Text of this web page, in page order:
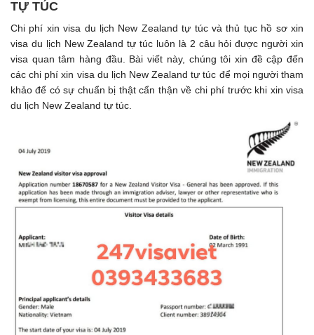
TỰ TÚC
Chi phí xin visa du lịch New Zealand tự túc và thủ tục hồ sơ xin
visa du lịch New Zealand tự túc luôn là 2 câu hỏi được người xin
visa quan tâm hàng đầu. Bài viết này, chúng tôi xin đề cập đến
các chi phí xin visa du lịch New Zealand tự túc để mọi người tham
khảo để có sự chuẩn bị thật cẩn thận về chi phí trước khi xin visa
du lịch New Zealand tự túc.